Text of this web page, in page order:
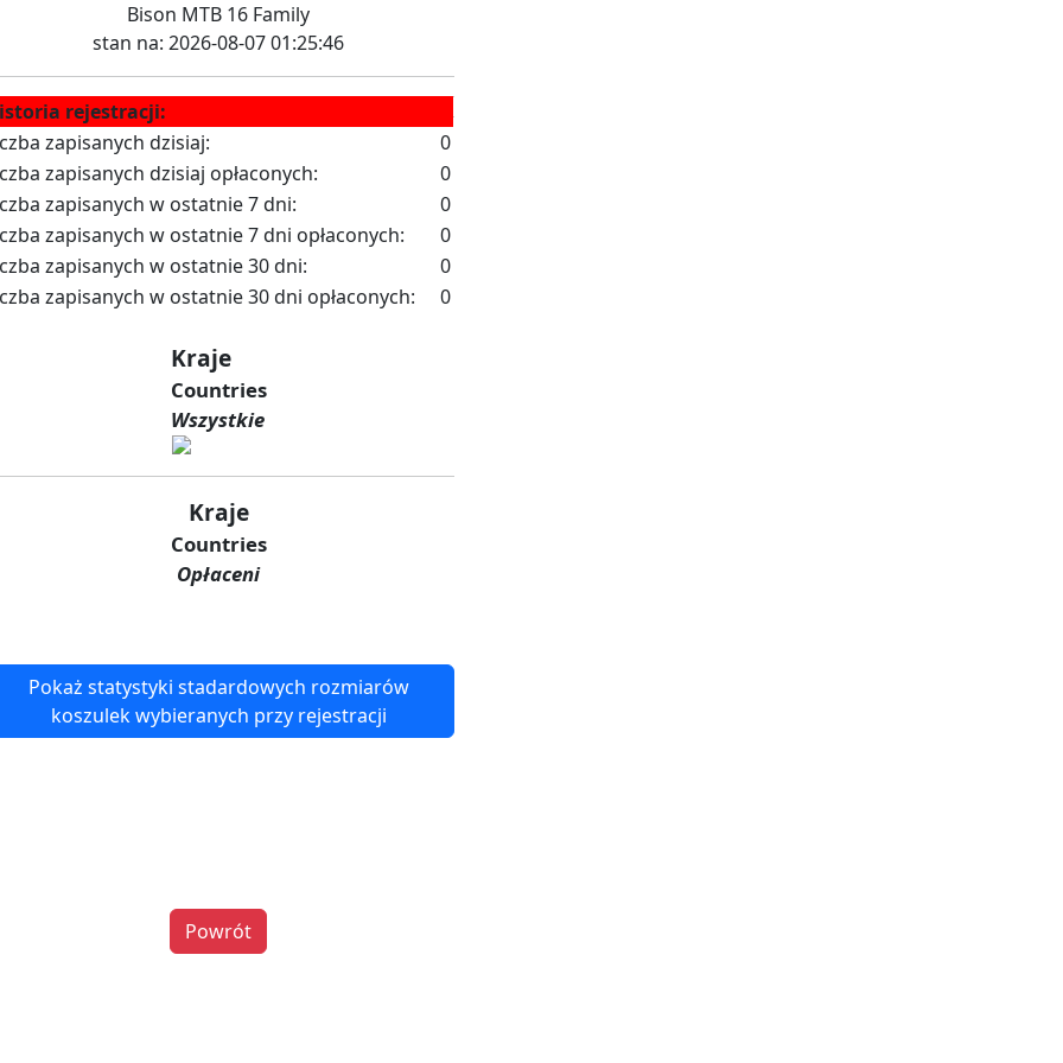
Bison MTB 16 Family
stan na: 2026-08-07 01:25:46
rejestracji:
zapisanych dzisiaj:
0
zapisanych dzisiaj opłaconych:
0
zapisanych w ostatnie 7 dni:
0
zapisanych w ostatnie 7 dni opłaconych:
0
zapisanych w ostatnie 30 dni:
0
zapisanych w ostatnie 30 dni opłaconych:
0
Kraje
Countries
Wszystkie
Kraje
Countries
Opłaceni